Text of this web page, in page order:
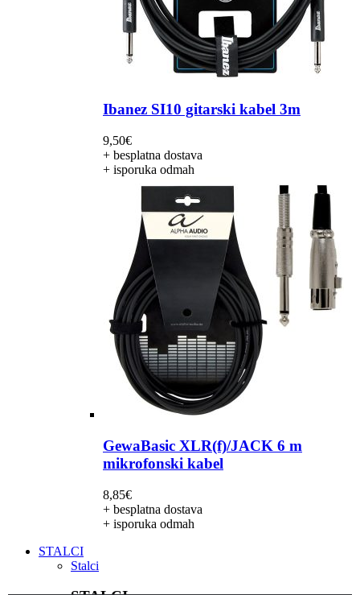
Ibanez SI10 gitarski kabel 3m
9,50€
+ besplatna dostava
+ isporuka odmah
GewaBasic XLR(f)/JACK 6 m
mikrofonski kabel
8,85€
+ besplatna dostava
+ isporuka odmah
STALCI
Stalci